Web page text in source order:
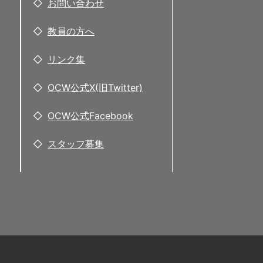
お問い合わせ
教員の方へ
リンク集
OCW公式X(旧Twitter)
OCW公式Facebook
スタッフ募集